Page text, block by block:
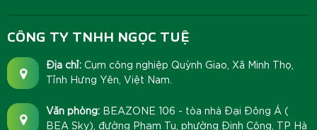
CÔNG TY TNHH NGỌC TUỆ
Địa chỉ: Cụm công nghiệp Quỳnh Giao, Xã Minh Thọ,
Tỉnh Hưng Yên, Việt Nam.
Văn phòng: BEAZONE 106 - tòa nhà Đại Đông Á (
BEA Sky), đường Phạm Tu, phường Định Công, TP Hà